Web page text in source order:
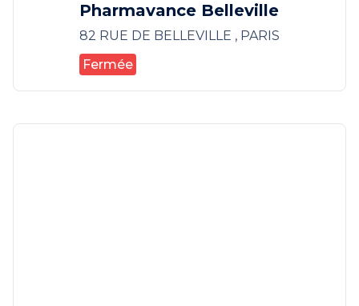
Pharmavance Belleville
82 RUE DE BELLEVILLE , PARIS
Fermée